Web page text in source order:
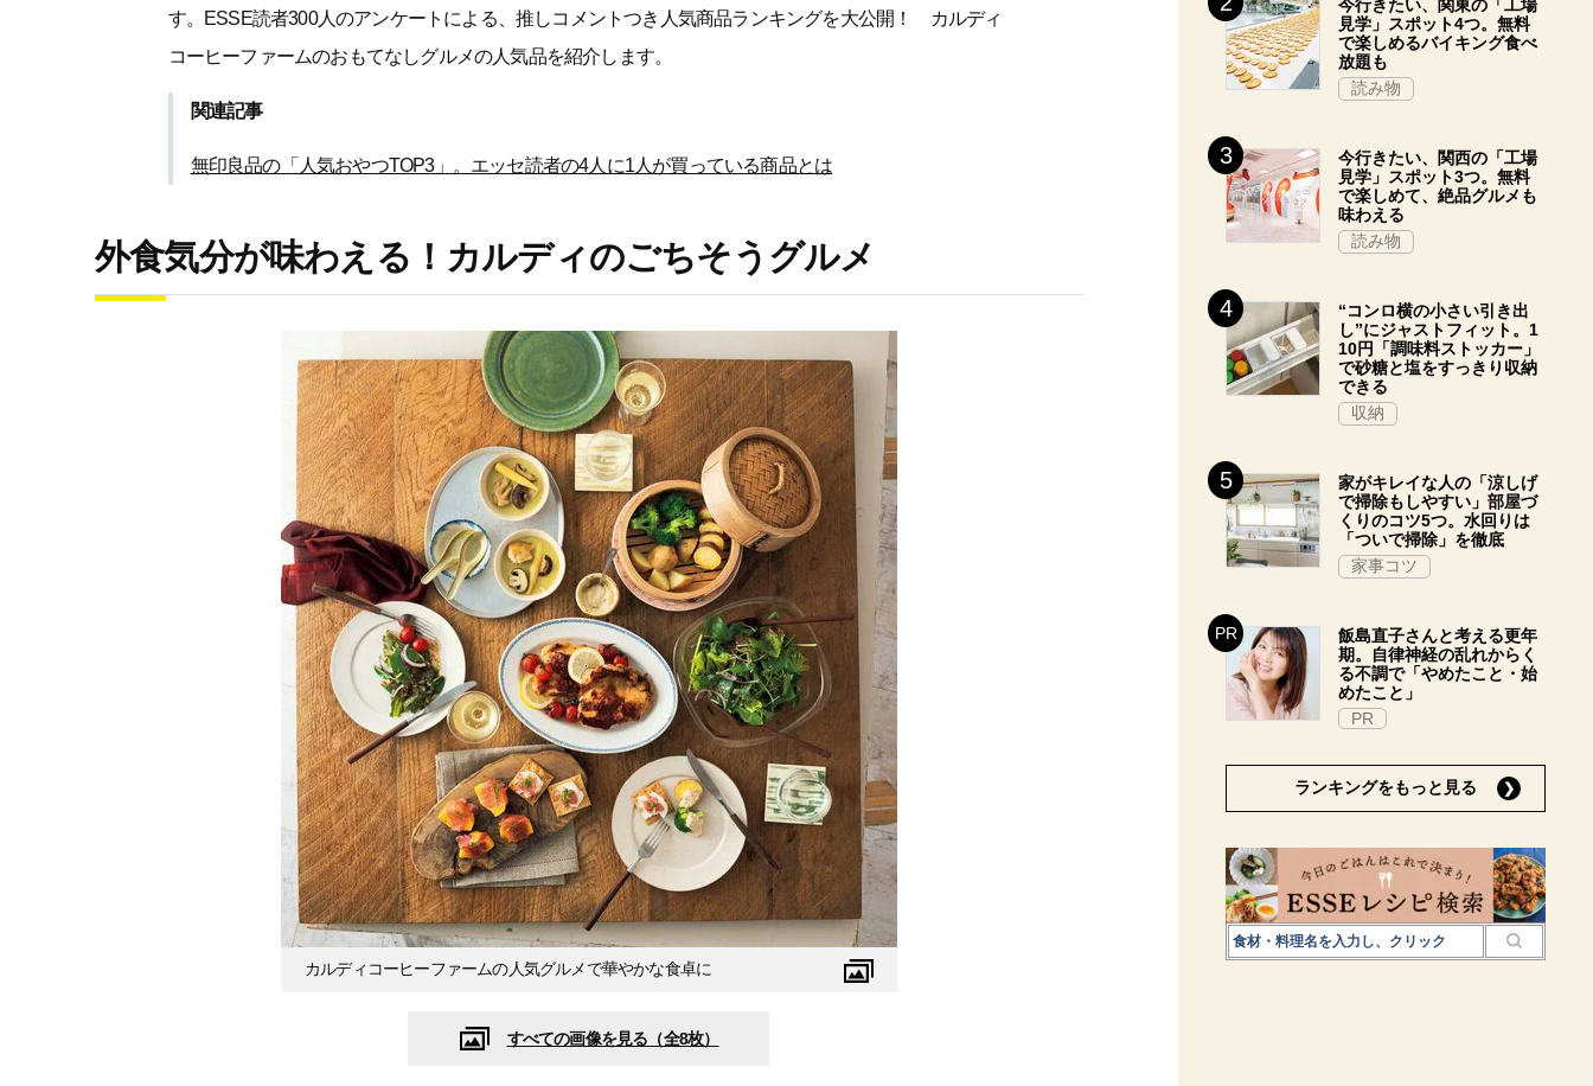
す。ESSE読者300人のアンケートによる、推しコメントつき人気商品ランキングを大公開！ カルディ
コーヒーファームのおもてなしグルメの人気品を紹介します。
関連記事
無印良品の「人気おやつTOP3」。エッセ読者の4人に1人が買っている商品とは
外食気分が味わえる！カルディのごちそうグルメ
カルディコーヒーファームの人気グルメで華やかな食卓に
すべての画像を見る（全8枚）
今行きたい、関東の「工場
見学」スポット4つ。無料
で楽しめるバイキング食べ
放題も
読み物
今行きたい、関西の「工場
見学」スポット3つ。無料
で楽しめて、絶品グルメも
味わえる
読み物
“コンロ横の小さい引き出
し”にジャストフィット。1
10円「調味料ストッカー」
で砂糖と塩をすっきり収納
できる
収納
家がキレイな人の「涼しげ
で掃除もしやすい」部屋づ
くりのコツ5つ。水回りは
「ついで掃除」を徹底
家事コツ
飯島直子さんと考える更年
期。自律神経の乱れからく
る不調で「やめたこと・始
めたこと」
PR
ランキングをもっと見る